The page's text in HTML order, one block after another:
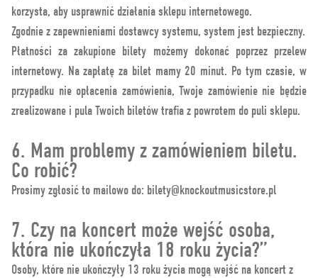
korzysta, aby usprawnić działania sklepu internetowego.
Zgodnie z zapewnieniami dostawcy systemu, system jest bezpieczny.
Płatności za zakupione bilety możemy dokonać poprzez przelew
internetowy. Na zapłatę za bilet mamy 20 minut. Po tym czasie, w
przypadku nie opłacenia zamówienia, Twoje zamówienie nie będzie
zrealizowane i pula Twoich biletów trafia z powrotem do puli sklepu.
6. Mam problemy z zamówieniem biletu.
Co robić?
Prosimy zgłosić to mailowo do: bilety@knockoutmusicstore.pl
7. Czy na koncert może wejść osoba,
która nie ukończyła 18 roku życia?”
Osoby, które nie ukończyły 13 roku życia mogą wejść na koncert z